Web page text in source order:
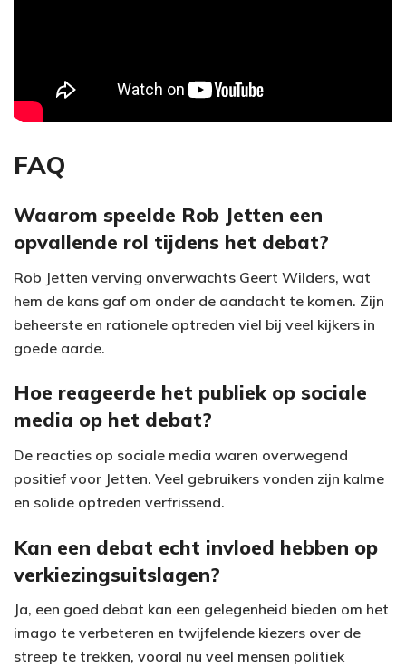
FAQ
Waarom speelde Rob Jetten een
opvallende rol tijdens het debat?
Rob Jetten verving onverwachts Geert Wilders, wat
hem de kans gaf om onder de aandacht te komen. Zijn
beheerste en rationele optreden viel bij veel kijkers in
goede aarde.
Hoe reageerde het publiek op sociale
media op het debat?
De reacties op sociale media waren overwegend
positief voor Jetten. Veel gebruikers vonden zijn kalme
en solide optreden verfrissend.
Kan een debat echt invloed hebben op
verkiezingsuitslagen?
Ja, een goed debat kan een gelegenheid bieden om het
imago te verbeteren en twijfelende kiezers over de
streep te trekken, vooral nu veel mensen politiek